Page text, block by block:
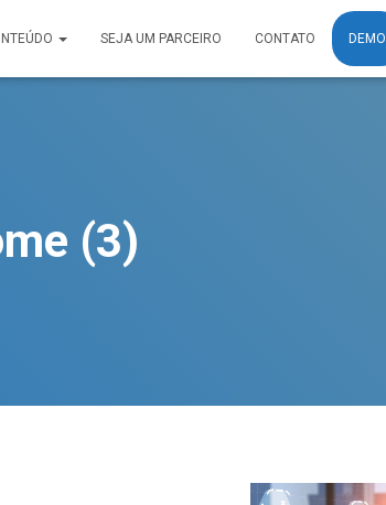
SEJA UM PARCEIRO CONTATO DEMO
(3)